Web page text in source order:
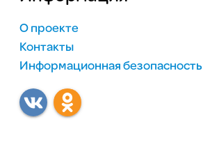
О проекте
Контакты
Информационная безопасность